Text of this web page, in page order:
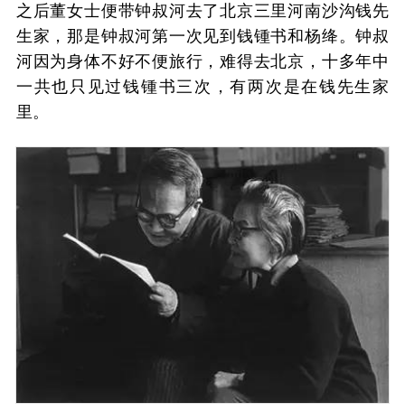
之后董女士便带钟叔河去了北京三里河南沙沟钱先
生家，那是钟叔河第一次见到钱锺书和杨绛。钟叔
河因为身体不好不便旅行，难得去北京，十多年中
一共也只见过钱锺书三次，有两次是在钱先生家
里。